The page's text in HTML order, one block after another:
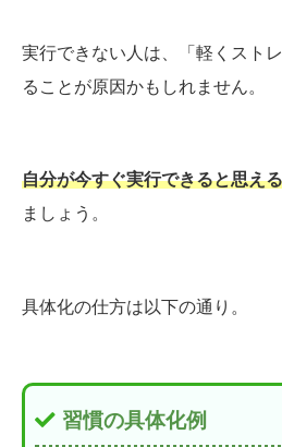
実行できない人は、「軽くスト
ることが原因かもしれません。
自分が今すぐ実行できると思え
ましょう。
具体化の仕方は以下の通り。
習慣の具体化例